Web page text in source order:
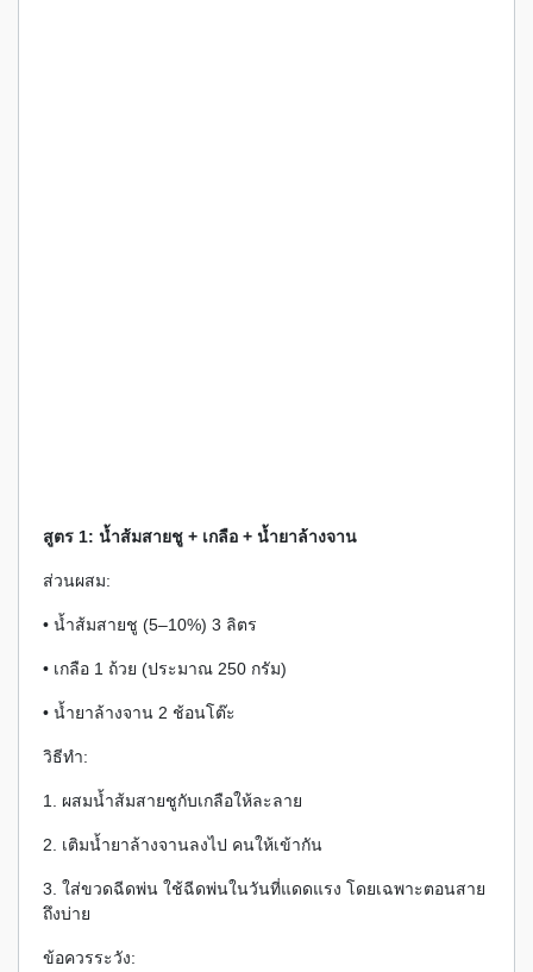
สูตร 1: น้ำส้มสายชู + เกลือ + น้ำยาล้างจาน
ส่วนผสม:
• น้ำส้มสายชู (5–10%) 3 ลิตร
• เกลือ 1 ถ้วย (ประมาณ 250 กรัม)
• น้ำยาล้างจาน 2 ช้อนโต๊ะ
วิธีทำ:
1. ผสมน้ำส้มสายชูกับเกลือให้ละลาย
2. เติมน้ำยาล้างจานลงไป คนให้เข้ากัน
3. ใส่ขวดฉีดพ่น ใช้ฉีดพ่นในวันที่แดดแรง โดยเฉพาะตอนสาย
ถึงบ่าย
ข้อควรระวัง: